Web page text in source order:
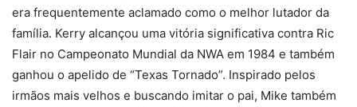
era frequentemente aclamado como o melhor lutador da
família. Kerry alcançou uma vitória significativa contra Ric
Flair no Campeonato Mundial da NWA em 1984 e também
ganhou o apelido de “Texas Tornado”. Inspirado pelos
irmãos mais velhos e buscando imitar o pai, Mike também